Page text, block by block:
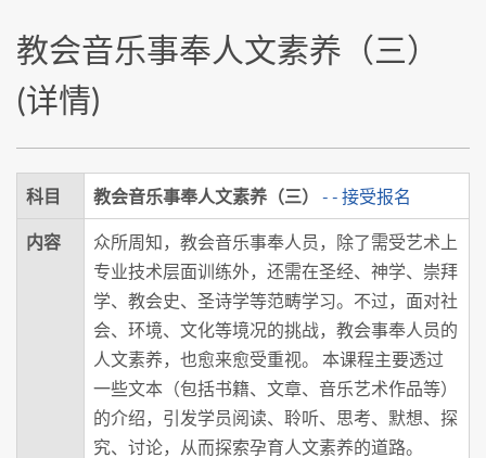
教会音乐事奉人文素养（三）
(详情)
科目 教会音乐事奉人文素养（三） - - 接受报名
内容
众所周知，教会音乐事奉人员，除了需受艺术上
专业技术层面训练外，还需在圣经、神学、崇拜
学、教会史、圣诗学等范畴学习。不过，面对社
会、环境、文化等境况的挑战，教会事奉人员的
人文素养，也愈来愈受重视。 本课程主要透过
一些文本（包括书籍、文章、音乐艺术作品等）
的介绍，引发学员阅读、聆听、思考、默想、探
究、讨论，从而探索孕育人文素养的道路。